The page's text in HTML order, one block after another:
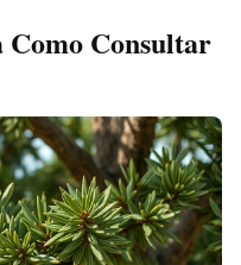
Como Consultar